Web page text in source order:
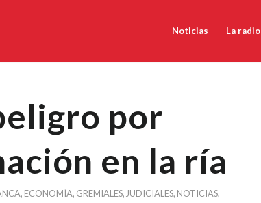
Noticias La radio
por
en la ría
, ECONOMÍA, GREMIALES, JUDICIALES, NOTICIAS,